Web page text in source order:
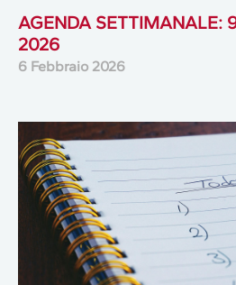
AGENDA SETTIMANALE:
2026
6 Febbraio 2026